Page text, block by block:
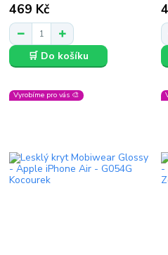
469 Kč
🛒 Do košíku
Vyrobíme pro vás 🎨